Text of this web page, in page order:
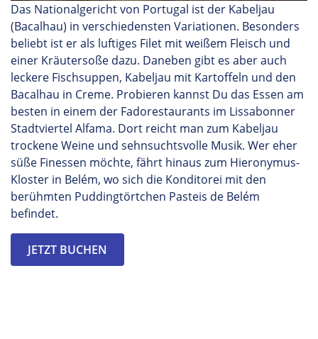
Das Nationalgericht von Portugal ist der Kabeljau
(Bacalhau) in verschiedensten Variationen. Besonders
beliebt ist er als luftiges Filet mit weißem Fleisch und
einer Kräutersoße dazu. Daneben gibt es aber auch
leckere Fischsuppen, Kabeljau mit Kartoffeln und den
Bacalhau in Creme. Probieren kannst Du das Essen am
besten in einem der Fadorestaurants im Lissabonner
Stadtviertel Alfama. Dort reicht man zum Kabeljau
trockene Weine und sehnsuchtsvolle Musik. Wer eher
süße Finessen möchte, fährt hinaus zum Hieronymus-
Kloster in Belém, wo sich die Konditorei mit den
berühmten Puddingtörtchen Pasteis de Belém
befindet.
JETZT BUCHEN